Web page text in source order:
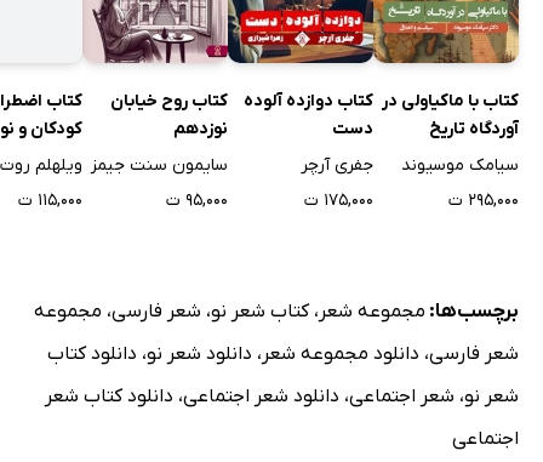
شعرِ نوین
پیر حسّی
کاجِ تهران
کوهِ اَبرینه پوش
خیابانِ خشم
جویبارِ شعر
قرن بیست و یکم
خواب
کتاب با ماکیاولی در
آوردگاه تاریخ
سیامک موسیوند
۲۹۵,۰۰۰ ت
کتاب دوازده آلوده
دست
جفری آرچر
۱۷۵,۰۰۰ ت
کتاب روح خیابان
نوزدهم
سایمون سنت جیمز
۹۵,۰۰۰ ت
کتاب
کودکان و
ویلهلم
۱۱۵,۰۰۰ ت
برچسب‌ها: مجموعه شعر ،کتاب شعر نو، شعر فارسی، مجموعه
شعر فارسی، دانلود مجموعه شعر ، دانلود شعر نو، دانلود کتاب
شعر نو، شعر اجتماعی، دانلود شعر اجتماعی، دانلود کتاب شعر
اجتماعی